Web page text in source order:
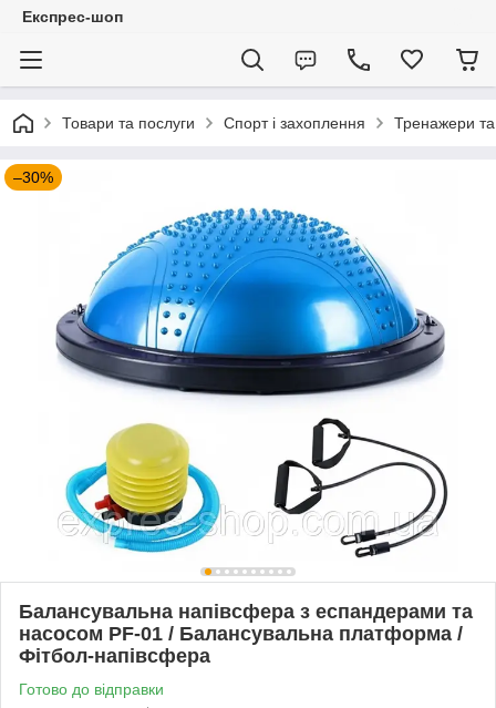
Експрес-шоп
Товари та послуги Спорт і захоплення Тренажери
–30%
Балансувальна напівсфера з еспандерами та
насосом PF-01 / Балансувальна платформа /
Фітбол-напівсфера
Готово до відправки